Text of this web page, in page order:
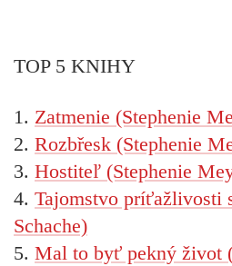
TOP 5 KNIHY
1. Zatmenie (Stephenie
2. Rozbřesk (Stephenie
3. Hostiteľ (Stephenie
4. Tajomstvo príťažlivosti
Schache)
5. Mal to byť pekný život